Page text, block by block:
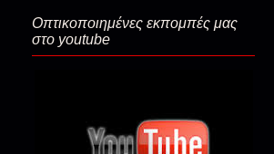
Εγώ είμαι
Την
Οπτικοποιημένες εκπομπές μας
στο youtube